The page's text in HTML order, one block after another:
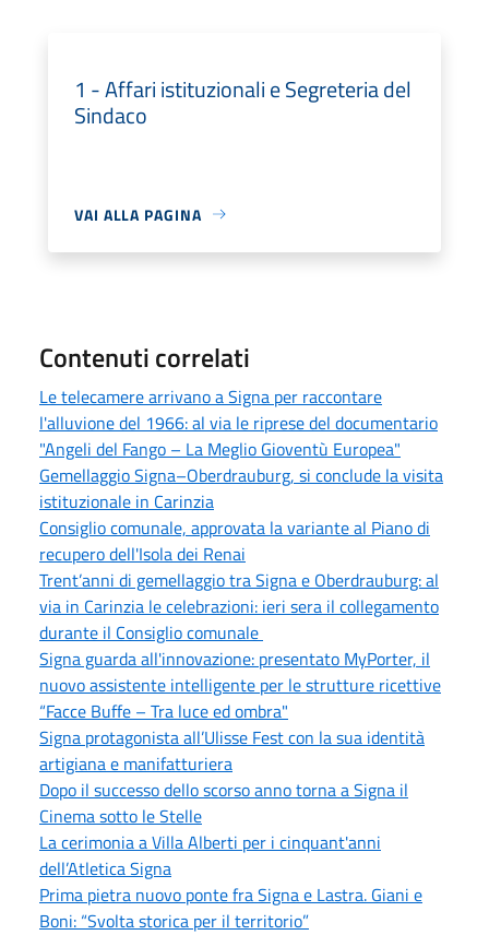
1 - Affari istituzionali e Segreteria del
Sindaco
VAI ALLA PAGINA
Contenuti correlati
Le telecamere arrivano a Signa per raccontare
l'alluvione del 1966: al via le riprese del documentario
"Angeli del Fango – La Meglio Gioventù Europea"
Gemellaggio Signa–Oberdrauburg, si conclude la visita
istituzionale in Carinzia
Consiglio comunale, approvata la variante al Piano di
recupero dell'Isola dei Renai
Trent’anni di gemellaggio tra Signa e Oberdrauburg: al
via in Carinzia le celebrazioni: ieri sera il collegamento
durante il Consiglio comunale
Signa guarda all'innovazione: presentato MyPorter, il
nuovo assistente intelligente per le strutture ricettive
“Facce Buffe – Tra luce ed ombra"
Signa protagonista all’Ulisse Fest con la sua identità
artigiana e manifatturiera
Dopo il successo dello scorso anno torna a Signa il
Cinema sotto le Stelle
La cerimonia a Villa Alberti per i cinquant'anni
dell’Atletica Signa
Prima pietra nuovo ponte fra Signa e Lastra. Giani e
Boni: “Svolta storica per il territorio”